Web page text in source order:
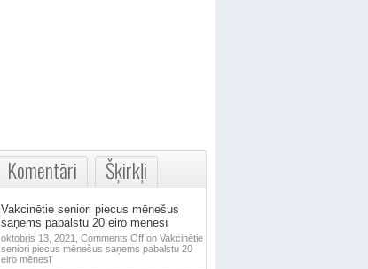
Komentāri Šķirkļi
Vakcinētie seniori piecus mēnešus
saņems pabalstu 20 eiro mēnesī
oktobris 13, 2021, Comments Offon Vakcinētie
seniori piecus mēnešus saņems pabalstu 20
eiro mēnesī